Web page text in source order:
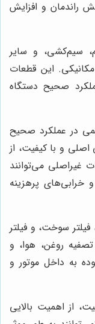
راندمان و افزایش
سیم‌کشی، و سایر
این قطعات
صحیح دستگاه
در عملکرد صحیح
اصلی و با کیفیت، از
غیراصلی می‌توانند
خرابی‌های پرهزینه
فیلتر سوخت، و فیلتر
روغن، هوا، و
به داخل موتور و
از اهمیت بالایی